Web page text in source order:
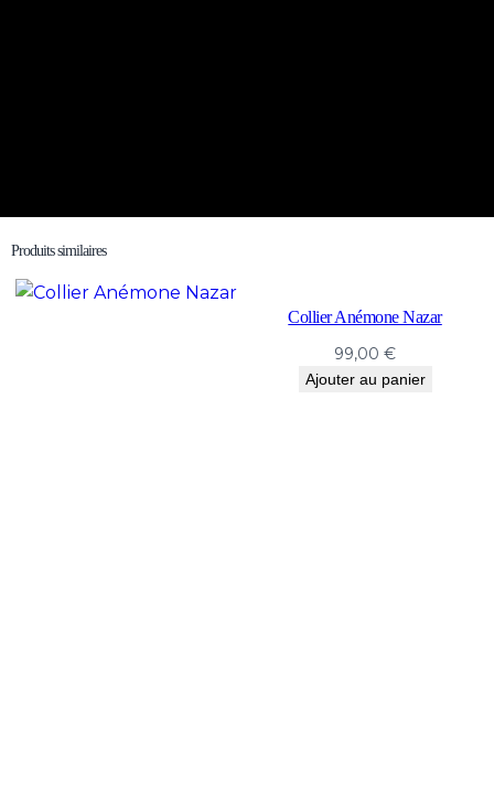
Produits similaires
Collier Anémone Nazar
99,00€
Ajouter au panier